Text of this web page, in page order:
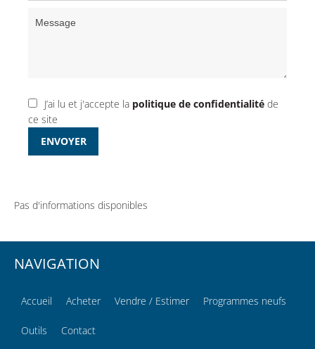
J’ai lu et j'accepte la politique de confidentialité de
ce site
ENVOYER
Pas d'informations disponibles
NAVIGATION
Accueil Acheter Vendre / Estimer Programmes neufs
Outils Contact